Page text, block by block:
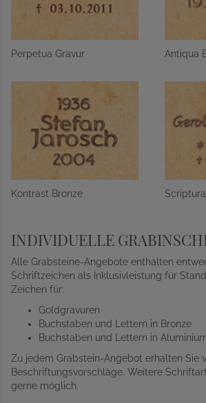
Perpetua Gravur Antiqua
Kontrast Bronze
INDIVIDUELLE
Alle Grabsteine-Angebote enthalten
Schriftzeichen als Inklusivleistung für
Zeichen für:
Goldgravuren
Buchstaben und Lettern in Bronze
Buchstaben und Lettern in
Zu jedem Grabstein-Angebot erhalten Sie
Beschriftungsvorschläge. Weitere
gerne möglich.